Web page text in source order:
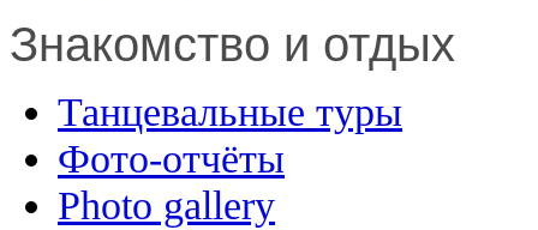
Знакомство и отдых
Танцевальные туры
Фото-отчёты
Photo gallery